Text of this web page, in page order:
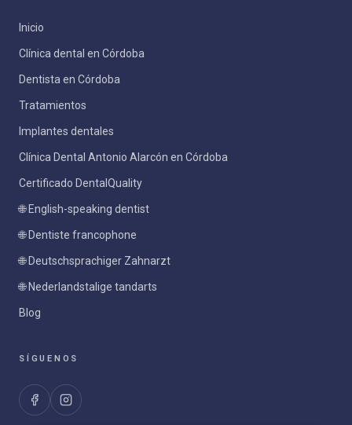
Inicio
Clínica dental en Córdoba
Dentista en Córdoba
Tratamientos
Implantes dentales
Clínica Dental Antonio Alarcón en Córdoba
Certificado DentalQuality
🌐 English-speaking dentist
🌐 Dentiste francophone
🌐 Deutschsprachiger Zahnarzt
🌐 Nederlandstalige tandarts
Blog
SÍGUENOS